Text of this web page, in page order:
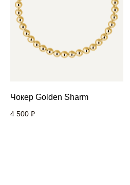
Чокер Golden Sharm
4 500 ₽